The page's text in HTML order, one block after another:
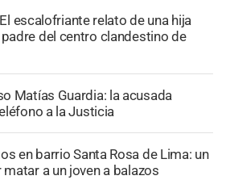
El escalofriante relato de una hija
del centro clandestino de
Matías Guardia: la acusada
a la Justicia
en barrio Santa Rosa de Lima: un
a un joven a balazos